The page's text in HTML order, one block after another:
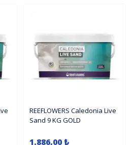
REEFLOWERS Caledonia Live
Sand 9 KG GOLD
1.886,00 ₺